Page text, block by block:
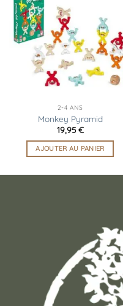
liste
d’envies
2-4 ANS
Monkey Pyramid
19,95€
AJOUTER AU PANIER